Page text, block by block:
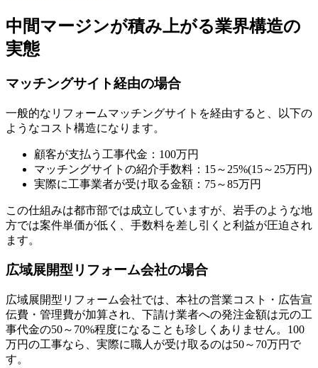
中間マージンが積み上がる業界構造の
実態
マッチングサイト経由の場合
一般的なリフォームマッチングサイトを経由すると、以下の
ようなコスト構造になります。
顧客が支払う工事代金：100万円
マッチングサイトの紹介手数料：15～25%(15～25万円)
実際に工事業者が受け取る金額：75～85万円
この仕組みは都市部では成立していますが、岩手のような地
方では案件単価が低く、手数料を差し引くと利益が圧迫され
ます。
広域展開型リフォーム会社の場合
広域展開型リフォーム会社では、本社の営業コスト・広告宣
伝費・管理費が加算され、下請け業者への発注金額は元の工
事代金の50～70%程度になることも珍しくありません。100
万円の工事なら、実際に職人が受け取るのは50～70万円で
す。